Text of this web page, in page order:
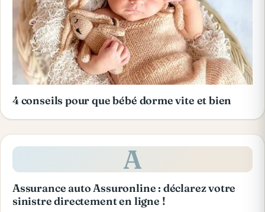
4 conseils pour que bébé dorme vite et bien
A
Assurance auto Assuronline : déclarez votre
sinistre directement en ligne !